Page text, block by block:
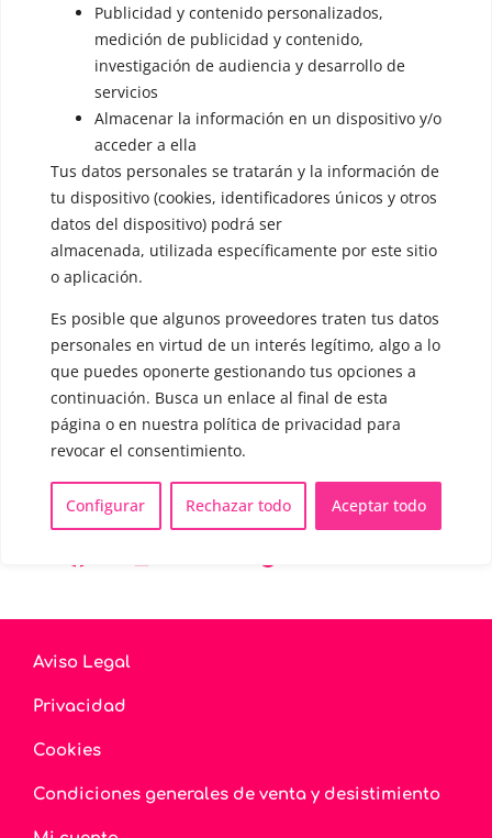
Publicidad y contenido personalizados,
medición de publicidad y contenido,
investigación de audiencia y desarrollo de
servicios
Almacenar la información en un dispositivo y/o
acceder a ella
Tus datos personales se tratarán y la información de
tu dispositivo (cookies, identificadores únicos y otros
datos del dispositivo) podrá ser
almacenada, utilizada específicamente por este sitio
o aplicación.
Es posible que algunos proveedores traten tus datos
personales en virtud de un interés legítimo, algo a lo
que puedes oponerte gestionando tus opciones a
continuación. Busca un enlace al final de esta
página o en nuestra política de privacidad para
revocar el consentimiento.
Configurar Rechazar todo Aceptar todo
▪️ Neutralización de la voz
▪️ Dualización de la voz
OTRAS SESIONES
▪️ Caracterización de la voz
▪️ Voz virilizada por esteroides
▪️ Modificación del acento
🟥 CIRUGÍA: Glotoplastia
CONTACTO Y CITAS
✅Pide tu CITA ONLINE
WhatsApp :+34 625 14 46 47
Email :contacto@femivoz.es
Aviso Legal
Privacidad
Cookies
Condiciones generales de venta y desistimiento